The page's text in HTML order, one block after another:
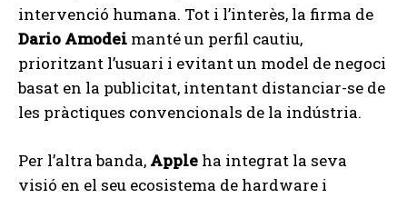
intervenció humana. Tot i l’interès, la firma de
Dario Amodei manté un perfil cautiu,
prioritzant l’usuari i evitant un model de negoci
basat en la publicitat, intentant distanciar-se de
les pràctiques convencionals de la indústria.
Per l’altra banda, Apple ha integrat la seva
visió en el seu ecosistema de hardware i